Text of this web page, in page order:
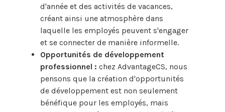
d'année et des activités de vacances,
créant ainsi une atmosphère dans
laquelle les employés peuvent s'engager
et se connecter de manière informelle.
Opportunités de développement
professionnel : chez AdvantageCS, nous
pensons que la création d'opportunités
de développement est non seulement
bénéfique pour les employés, mais